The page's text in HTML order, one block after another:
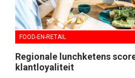
FOOD-EN-RETAIL
Regionale lunchketens
klantloyaliteit